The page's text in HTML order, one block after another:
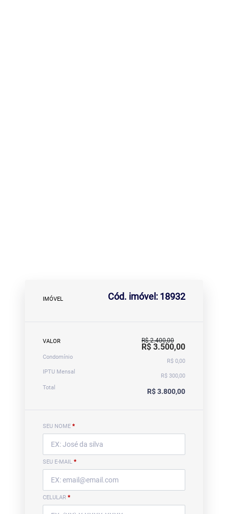
IMÓVEL Cód. imóvel: 18932
VALOR R$ 2.400,00
R$ 3.500,00
Condomínio
R$ 0,00
IPTU Mensal
R$ 300,00
Total
R$ 3.800,00
SEU NOME *
SEU E-MAIL *
CELULAR *